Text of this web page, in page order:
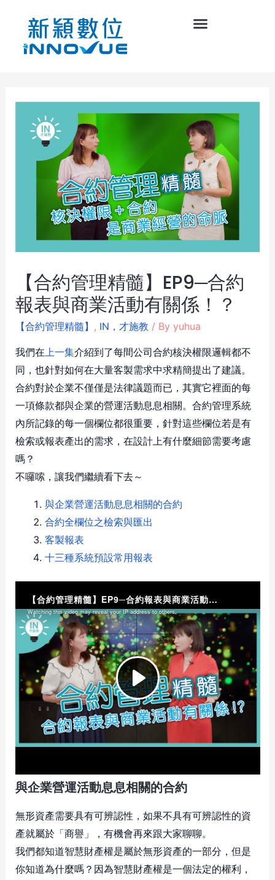
【合約管理精髓】EP9─合約
報表與商業活動有關係！？
【合約管理精髓】 , IN，才施教 / By yuhua
我們在上一集介紹到了每間公司合約核決權限邏輯都不
同，也針對如何在大量客製需求中求精簡提出了建議。
合約對於企業不僅僅是法律議題而已，其實它裡面的每
一項條款都與企業的營運活動息息相關。合約管理系統
內所記錄的每一個欄位都很重要，針對這些欄位若是有
檢索或報表產出的需求，在設計上有什麼細節需要考慮
嗎？
不囉嗦，讓我們繼續看下去～
與企業營運活動息息相關的合約
合約全欄位之檢索與匯出
客製報表
十三種系統預設常用報表
與企業營運活動息息相關的合約
無形資產需要具有可辨認性，如果不具有可辨認性的資
產就屬於「商譽」，有機會再來跟大家聊聊。
我們都知道智慧財產權是屬於無形資產的一部分，但是
你知道為什麼嗎？因為智慧財產權是一個法定的權利，